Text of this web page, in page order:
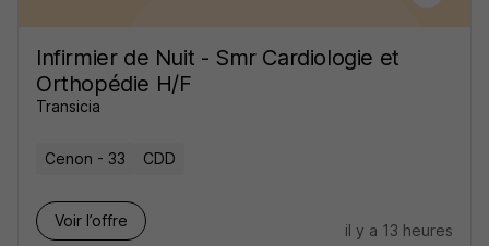
Infirmier de Nuit - Smr Cardiologie et
Orthopédie H/F
Transicia
Cenon - 33 CDD
Voir l’offre
il y a 13 heures